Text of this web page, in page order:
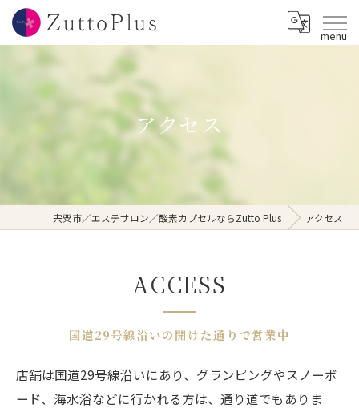
menu
アクセス
宍粟市／エステサロン／酸素カプセルならZutto Plus アクセス
国道29号線沿いの開けた通りで営業中
ACCESS
店舗は国道29号線沿いにあり、グランピングやスノーボ
ード、海水浴などに行かれる方は、通り道でもありま